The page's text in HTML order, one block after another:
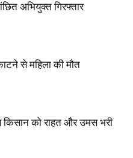
अभियुक्त गिरफ्तार
से महिला की मौत
किसान को राहत और उमस भरी